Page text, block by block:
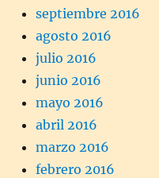
septiembre 2016
agosto 2016
julio 2016
junio 2016
mayo 2016
abril 2016
marzo 2016
febrero 2016